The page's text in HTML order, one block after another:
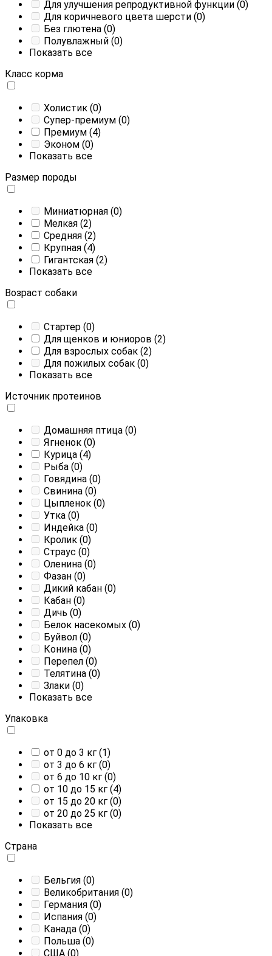
Для улучшения репродуктивной функции (0)
Для коричневого цвета шерсти (0)
Без глютена (0)
Полувлажный (0)
Показать все
Класс корма
Холистик (0)
Супер-премиум (0)
Премиум (4)
Эконом (0)
Показать все
Размер породы
Миниатюрная (0)
Мелкая (2)
Средняя (2)
Крупная (4)
Гигантская (2)
Показать все
Возраст собаки
Стартер (0)
Для щенков и юниоров (2)
Для взрослых собак (2)
Для пожилых собак (0)
Показать все
Источник протеинов
Домашняя птица (0)
Ягненок (0)
Курица (4)
Рыба (0)
Говядина (0)
Свинина (0)
Цыпленок (0)
Утка (0)
Индейка (0)
Кролик (0)
Страус (0)
Оленина (0)
Фазан (0)
Дикий кабан (0)
Кабан (0)
Дичь (0)
Белок насекомых (0)
Буйвол (0)
Конина (0)
Перепел (0)
Телятина (0)
Злаки (0)
Показать все
Упаковка
от 0 до 3 кг (1)
от 3 до 6 кг (0)
от 6 до 10 кг (0)
от 10 до 15 кг (4)
от 15 до 20 кг (0)
от 20 до 25 кг (0)
Показать все
Страна
Бельгия (0)
Великобритания (0)
Германия (0)
Испания (0)
Канада (0)
Польша (0)
CША (0)